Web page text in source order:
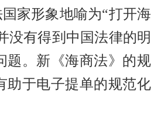
家形象地喻为“打开海
没有得到中国法律的明
题。新《海商法》的规
助于电子提单的规范化